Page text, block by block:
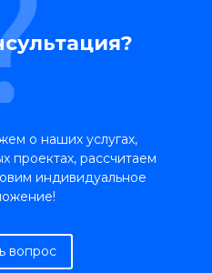
о наших услугах,
проектах, рассчитаем
индивидуальное
вопрос